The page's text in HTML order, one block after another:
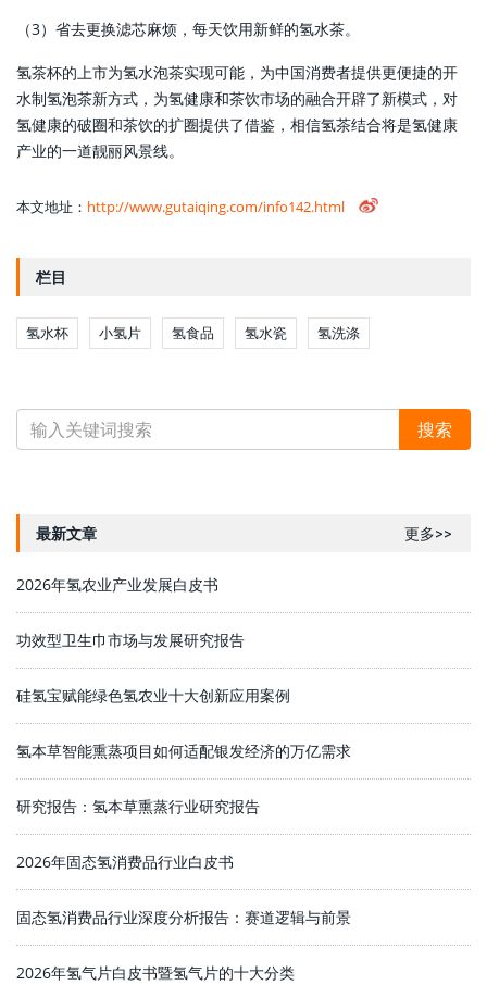
（3）省去更换滤芯麻烦，每天饮用新鲜的氢水茶。
氢茶杯的上市为氢水泡茶实现可能，为中国消费者提供更便捷的开
水制氢泡茶新方式，为氢健康和茶饮市场的融合开辟了新模式，对
氢健康的破圈和茶饮的扩圈提供了借鉴，相信氢茶结合将是氢健康
产业的一道靓丽风景线。
本文地址： http://www.gutaiqing.com/info142.html
栏目
氢水杯 小氢片 氢食品 氢水瓷 氢洗涤
最新文章 更多>>
2026年氢农业产业发展白皮书
功效型卫生巾市场与发展研究报告
硅氢宝赋能绿色氢农业十大创新应用案例
氢本草智能熏蒸项目如何适配银发经济的万亿需求
研究报告：氢本草熏蒸行业研究报告
2026年固态氢消费品行业白皮书
固态氢消费品行业深度分析报告：赛道逻辑与前景
2026年氢气片白皮书暨氢气片的十大分类